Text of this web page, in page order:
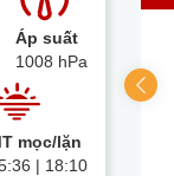
Áp suất
1008 hPa
mọc/lặn
| 18:10